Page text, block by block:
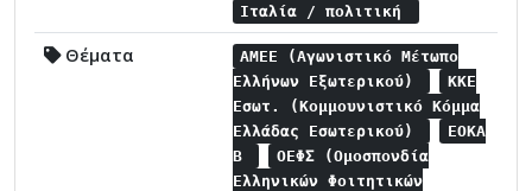
Ιταλία / πολιτική
Θέματα
ΑΜΕΕ (Αγωνιστικό Μέτωπο
Ελλήνων Εξωτερικού)
ΚΚΕ
Εσωτ. (Κομμουνιστικό Κόμμα
Ελλάδας Εσωτερικού)
ΕΟΚΑ
Β
ΟΕΦΣ (Ομοσπονδία
Ελληνικών Φοιτητικών